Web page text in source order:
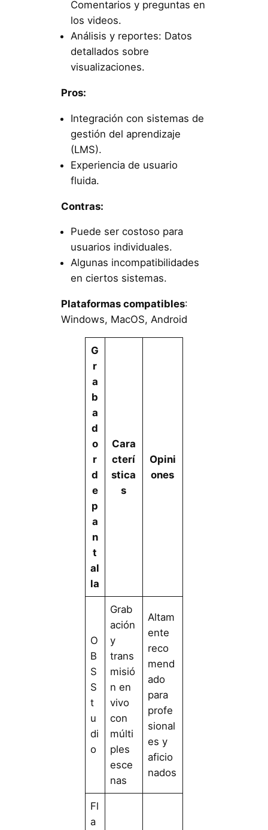
Comentarios y preguntas en
los videos.
Análisis y reportes: Datos
detallados sobre
visualizaciones.
Pros:
Integración con sistemas de
gestión del aprendizaje
(LMS).
Experiencia de usuario
fluida.
Contras:
Puede ser costoso para
usuarios individuales.
Algunas incompatibilidades
en ciertos sistemas.
Plataformas compatibles:
Windows, MacOS, Android
G
r
a
b
a
d
o
r
d
e
p
a
n
t
al
la
Cara
cterí
stica
s
Opini
ones
O
B
S
S
t
u
di
o
Grab
ación
y
trans
misió
n en
vivo
con
múlti
ples
esce
nas
Altam
ente
reco
mend
ado
para
profe
sional
es y
aficio
nados
Fl
a